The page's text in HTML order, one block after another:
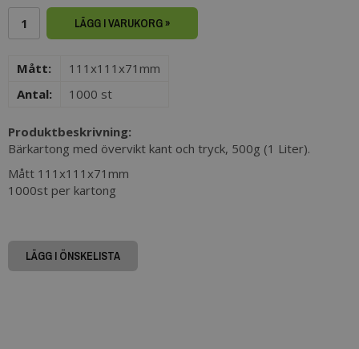
LÄGG I VARUKORG »
Mått:
111x111x71mm
Antal:
1000 st
Produktbeskrivning:
Bärkartong med övervikt kant och tryck, 500g (1 Liter).
Mått 111x111x71mm
1000st per kartong
LÄGG I ÖNSKELISTA